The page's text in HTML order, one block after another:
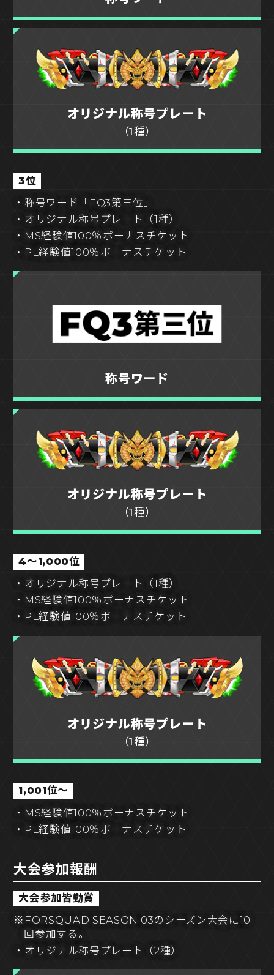
オリジナル称号プレート
（1種）
3位
・称号ワード「FQ3第三位」
・オリジナル称号プレート（1種）
・MS経験値100％ボーナスチケット
・PL経験値100％ボーナスチケット
称号ワード
オリジナル称号プレート
（1種）
4～1,000位
・オリジナル称号プレート（1種）
・MS経験値100％ボーナスチケット
・PL経験値100％ボーナスチケット
オリジナル称号プレート
（1種）
1,001位～
・MS経験値100％ボーナスチケット
・PL経験値100％ボーナスチケット
大会参加報酬
大会参加皆勤賞
※FORSQUAD SEASON:03のシーズン大会に10
回参加する。
・オリジナル称号プレート（2種）